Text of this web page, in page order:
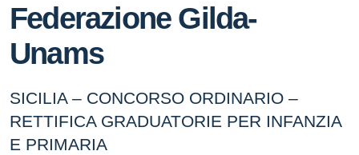
Federazione Gilda-
Unams
SICILIA – CONCORSO ORDINARIO –
RETTIFICA GRADUATORIE PER INFANZIA
E PRIMARIA